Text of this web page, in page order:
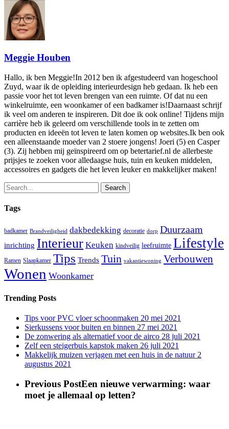
Meggie Houben
Hallo, ik ben Meggie!In 2012 ben ik afgestudeerd van hogeschool
Zuyd, waar ik de opleiding interieurdesign heb gedaan. Ik heb een
passie voor het tot leven brengen van een ruimte. Of dat nu een
winkelruimte, een woonkamer of een badkamer is!Daarnaast schrijf
ik veel om anderen te inspireren. Dit doe ik ook online! Tijdens mijn
carrière heb ik geleerd om verschillende tools in te zetten om
producten en ideeën tot leven te laten komen op websites.Ik ben ook
een alleenstaande moeder van 2 stoere jongens! Joeri (5) en Casper
(3). Zij hebben mij geïnspireerd om op betertarief.nl de allerbeste
prijsjes te zoeken voor alledaagse huis, tuin en keuken middelen,
accessoires en gadgets die het leven leuker en makkelijker maken!
Search
Tags
badkamer Brandveiligheid dakbedekking decoratie dorp Duurzaam
inrichting Interieur Keuken kindveilig leefruimte Lifestyle
Ramen Slaapkamer Tips Trends Tuin vakantiewoning Verbouwen
Wonen Woonkamer
Trending Posts
Tips voor PVC vloer schoonmaken 20 mei 2021
Sierkussens voor buiten en binnen 27 mei 2021
De zonwering als alternatief voor de airco 28 juli 2021
Zelf een steigerbuis kapstok maken 26 juli 2021
Makkelijk muizen verjagen met een huis in de natuur 2
augustus 2021
Previous PostEen nieuwe verwarming: waar
moet je allemaal op letten?